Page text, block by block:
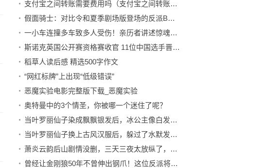
支付宝之间转账需要费用吗（支付宝之间转账收费吗）
假面骑士：对比令和夏季剧场版登场的反派BOSS骑士，大部分都拥有毁天灭地的能力
一小车连撞多车致多人受伤！亲历者讲述惊魂一幕
斯诺克英国公开赛资格赛收官 11位中国选手晋级正赛
稻草人读后感 精选500字作文
“网红标牌”上出现“低级错误”
恶魔实验电影完整版下载_恶魔实验
奥特曼中的3个情圣，你被哪一个迷住了呢？
当叶罗丽仙子染成飘飘银发后，冰公主像白发魔女，莫纱老了40岁！
当叶罗丽仙子换上古风汉服后，躲过了水默发糖，却被颜冰甜晕了！
萧炎云韵后山剧情没删，三天三夜太放纵了，云韵党双标行为惹众怒
曾经让金刚狼50年不曾伸出钢爪！这位反派将现身《蜘蛛侠2》